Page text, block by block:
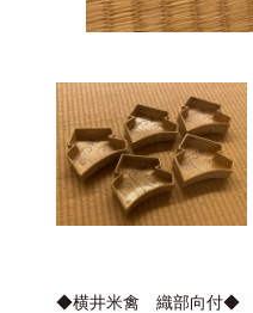
◆横井米禽 織部向付◆